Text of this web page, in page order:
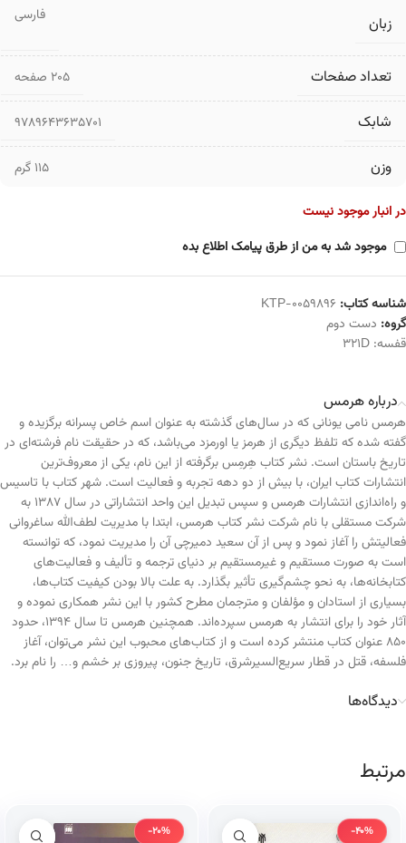
زبان فارسی
تعداد صفحات ۲۰۵ صفحه
شابک 9789643635701
وزن 115 گرم
در انبار موجود نیست
موجود شد به من از طرق پیامک اطلاع بده
شناسه کتاب: KTP-0059896
گروه: دست دوم
قفسه: 321D
درباره هرمس
هرمس نامی یونانی که در سال‌های گذشته به عنوان اسم خاص پسرانه برگزیده و
گفته شده که تلفظ دیگری از هرمز یا اورمزد می‌باشد، که در حقیقت نام فرشته‌ای در
تاریخ باستان است. نشر کتاب هِرمِس برگرفته از این نام، یکی از معروف‌ترین
انتشارات کتاب ایران، با بیش از دو دهه تجربه و فعالیت است. شهر کتاب با تاسیس
و راه‌اندازی انتشارات هرمس و سپس تبدیل این واحد انتشاراتی در سال ۱۳۸۷ به
شرکت مستقلی با نام شرکت نشر کتاب هرمس، ابتدا با مدیریت لطف‌الله ساغروانی
فعالیتش را آغاز نمود و پس از آن سعید دمیرچی آن را مدیریت نمود، که توانسته
است به صورت مستقیم و غیرمستقیم بر دنیای ترجمه و تألیف و فعالیت‌های
کتابخانه‌ها، به نحو چشم‌گیری تأثیر بگذارد. به علت بالا بودن کیفیت کتاب‌ها،
بسیاری از استادان و مؤلفان و مترجمان مطرح کشور با این نشر همکاری نموده و
آثار خود را برای انتشار به هرمس سپرده‌اند. همچنین هرمس تا سال ۱۳۹۴، حدود
۸۵۰ عنوان کتاب منتشر کرده است و از کتاب‌های محبوب این نشر می‌توان، آغاز
فلسفه، قتل در قطار سریع‌السیرشرق، تاریخ جنون، پیروزی بر خشم و… را نام برد.
دیدگاه‌ها
مرتبط
-40%
-20%